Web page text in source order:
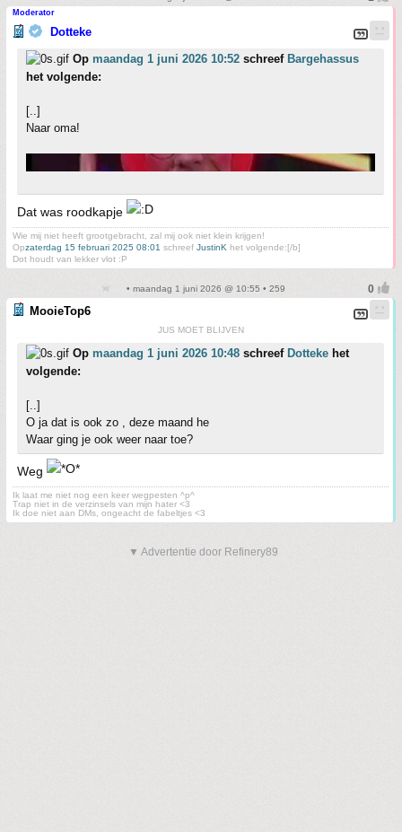
Moderator
Dotteke
Op maandag 1 juni 2026 10:52 schreef Bargehassus
het volgende:
[..]
Naar oma!
Dat was roodkapje
Wie mij niet heeft grootgebracht, zal mij ook niet klein krijgen!
Opzaterdag 15 februari 2025 08:01 schreef JustinK het volgende:[/b]
Dot houdt van lekker vlot :P
• maandag 1 juni 2026 @ 10:55 • 259
MooieTop6
JUS MOET BLIJVEN
Op maandag 1 juni 2026 10:48 schreef Dotteke het
volgende:
[..]
O ja dat is ook zo , deze maand he
Waar ging je ook weer naar toe?
Weg
Ik laat me niet nog een keer wegpesten ^p^
Trap niet in de verzinsels van mijn hater <3
Ik doe niet aan DMs, ongeacht de fabeltjes <3
▼ Advertentie door Refinery89